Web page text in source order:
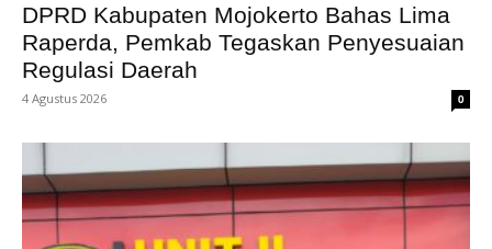
DPRD Kabupaten Mojokerto Bahas Lima
Raperda, Pemkab Tegaskan Penyesuaian
Regulasi Daerah
4 Agustus 2026 0